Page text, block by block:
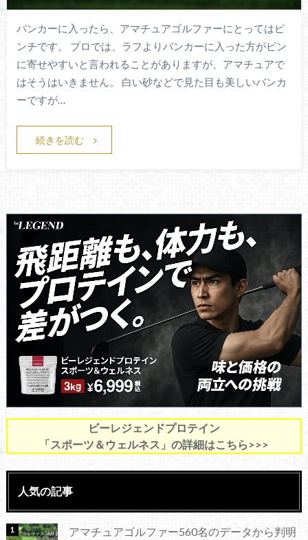
バンカーに入ったら、アマチュアゴルファーにとってはピ
ンチです。 プロでは、ラフよりバンカーに入った方がピン
に寄せやすいと言われることがありますが、アマチュアで
はそうはいきません。 白い砂などで見た目も美しいバンカ
ーですが…
続きを読む
ビーレジェンドプロテイン
「スポーツ＆ウェルネス」の詳細はこちら>>>
人気の記事
アマチュアゴルファー560名のデータから判明